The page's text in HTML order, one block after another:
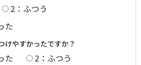
2：ふつう
た
けやすかったですか？
た
2：ふつう